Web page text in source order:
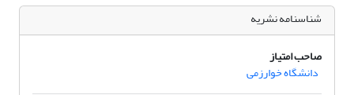
شناسنامه نشریه
صاحب امتیاز
دانشگاه خوارزمی